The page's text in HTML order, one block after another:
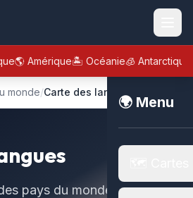
🌎 Amérique🏝️ Océanie🧊 Antarctique
🌍 Menu
monde/Carte des langues
pays du monde, carte du